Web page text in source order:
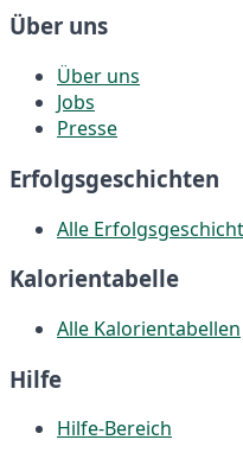
Über uns
Über uns
Jobs
Presse
Erfolgsgeschichten
Alle
Kalorientabelle
Alle Kalorientabellen
Hilfe
Hilfe-Bereich